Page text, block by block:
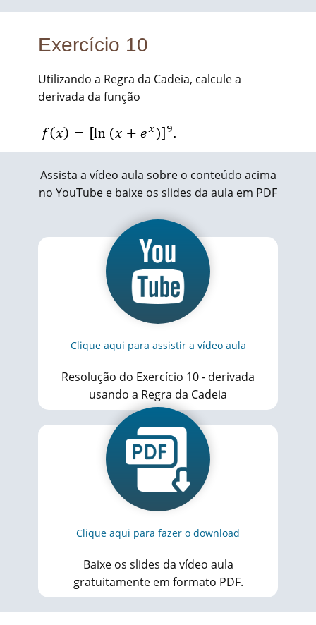
Exercício 10
Utilizando a Regra da Cadeia, calcule a
derivada da função
Assista a vídeo aula sobre o conteúdo acima
no YouTube e baixe os slides da aula em PDF
Clique aqui para assistir a vídeo aula
Resolução do Exercício 10 - derivada
usando a Regra da Cadeia
Clique aqui para fazer o download
Baixe os slides da vídeo aula
gratuitamente em formato PDF.